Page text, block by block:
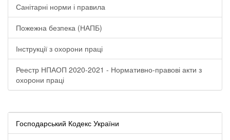
Санітарні норми і правила
Пожежна безпека (НАПБ)
Інструкції з охорони праці
Реестр НПАОП 2020-2021 - Нормативно-правові акти з
охорони праці
Господарський Кодекс України